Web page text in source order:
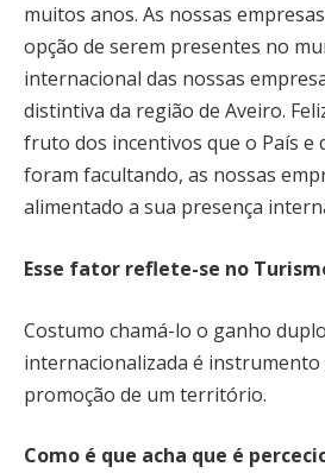
muitos anos. As nossas
opção de serem presentes no
internacional das nossas
distintiva da região de Aveiro.
fruto dos incentivos que o País e
foram facultando, as nossas
alimentado a sua presença
Esse fator reflete-se no
Costumo chamá-lo o ganho
internacionalizada é
promoção de um território.
Como é que acha que é